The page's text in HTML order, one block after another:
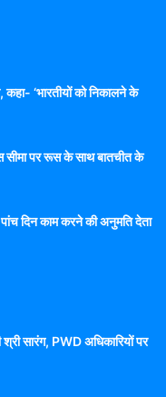
‘भारतीयों को निकालने के
सीमा पर रूस के साथ बातचीत के
पांच दिन काम करने की अनुमति देता
सारंग, PWD अधिकारियों पर